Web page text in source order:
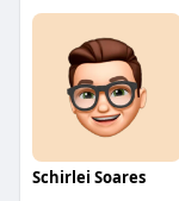
Schirlei Soares